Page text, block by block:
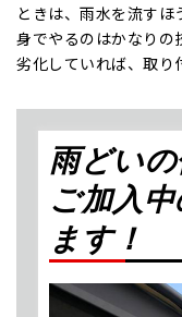
ときは、雨水を流す
身でやるのはかなりの
劣化していれば、取り
雨どい
ご加入
ます！